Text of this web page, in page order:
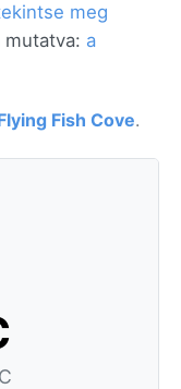
meg
mutatva: a
Fish Cove.